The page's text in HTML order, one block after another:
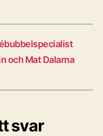
och Mat Dalarna
svar